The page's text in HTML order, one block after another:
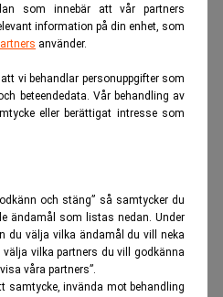
som innebär att vår partners
information på din enhet, som
använder.
vi behandlar personuppgifter som
beteendedata. Vår behandling av
eller berättigat intresse som
och stäng” så samtycker du
ändamål som listas nedan. Under
du välja vilka ändamål du vill neka
vilka partners du vill godkänna
våra partners”.
samtycke, invända mot behandling
till Legal Works,.
Privacy Works.
annat arbetar med
stora advokatbyråerna som
ute på marknaden
extern bolagsjurist och tar
Fondia.
Legal Works i dag cirka
är anställda i bolaget.